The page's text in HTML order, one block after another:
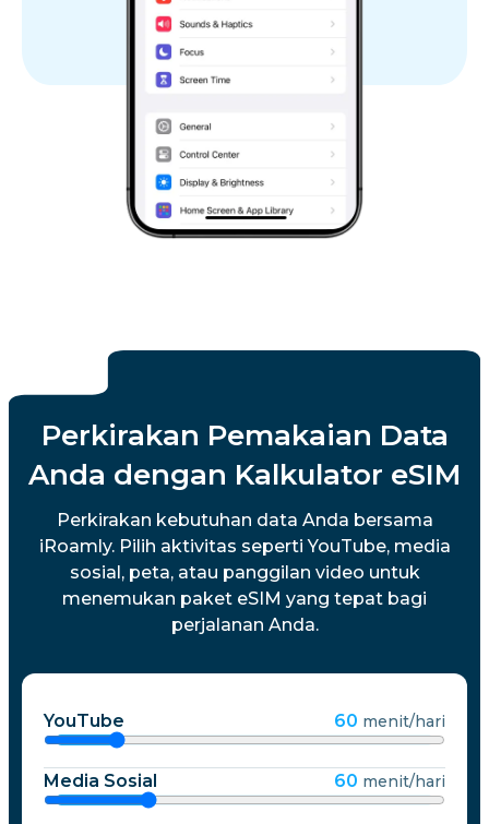
Perkirakan Pemakaian Data
Anda dengan Kalkulator eSIM
Perkirakan kebutuhan data Anda bersama
iRoamly. Pilih aktivitas seperti YouTube, media
sosial, peta, atau panggilan video untuk
menemukan paket eSIM yang tepat bagi
perjalanan Anda.
YouTube 60 menit/hari
Media Sosial 60 menit/hari